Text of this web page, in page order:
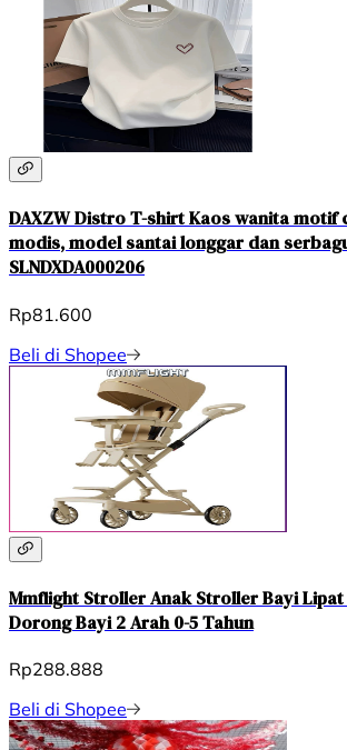
DAXZW Distro T-shirt Kaos wanita motif
modis, model santai longgar dan
SLNDXDA000206
Rp81.600
Beli di Shopee
Mmflight Stroller Anak Stroller Bayi
Dorong Bayi 2 Arah 0-5 Tahun
Rp288.888
Beli di Shopee